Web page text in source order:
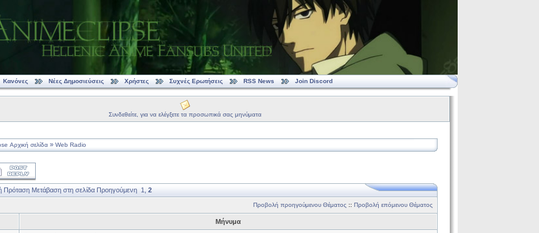
Κανόνες Νέες Δημοσιεύσεις Χρήστες Συχνές Ερωτήσεις RSS News Join Discord
Συνδεθείτε, για να ελέγξετε τα προσωπικά σας μηνύματα
Αρχική σελίδα» Web Radio
ΠρότασηΜετάβαση στη σελίδα Προηγούμενη 1 2
Προβολή προηγούμενου Θέματος :: Προβολή επόμενου Θέματος
Μήνυμα